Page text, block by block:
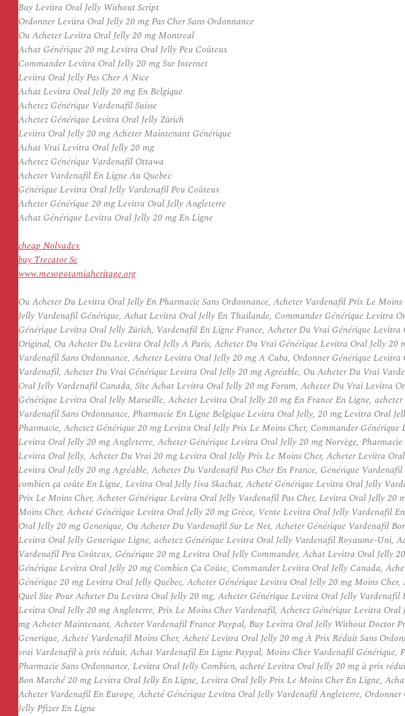
Buy Levitra Oral Jelly Without Script
Ordonner Levitra Oral Jelly 20 mg Pas Cher Sans Ordonnance
Ou Acheter Levitra Oral Jelly 20 mg Montreal
Achat Générique 20 mg Levitra Oral Jelly Peu Coûteux
Commander Levitra Oral Jelly 20 mg Sur Internet
Levitra Oral Jelly Pas Cher A Nice
Achat Levitra Oral Jelly 20 mg En Belgique
Achetez Générique Vardenafil Suisse
Achetez Générique Levitra Oral Jelly Zürich
Levitra Oral Jelly 20 mg Acheter Maintenant Générique
Achat Vrai Levitra Oral Jelly 20 mg
Achetez Générique Vardenafil Ottawa
Acheter Vardenafil En Ligne Au Quebec
Générique Levitra Oral Jelly Vardenafil Peu Coûteux
Acheter Générique 20 mg Levitra Oral Jelly Angleterre
Achat Générique Levitra Oral Jelly 20 mg En Ligne
cheap Nolvadex
buy Trecator Sc
www.mesopotamiaheritage.org
Ou Acheter Du Levitra Oral Jelly En Pharmacie Sans Ordonnance, Acheter Vardenafil Prix Le
Jelly Vardenafil Générique, Achat Levitra Oral Jelly En Thailande, Commander Générique Levitra
Générique Levitra Oral Jelly Zürich, Vardenafil En Ligne France, Acheter Du Vrai Générique
Original, Ou Acheter Du Levitra Oral Jelly A Paris, Acheter Du Vrai Générique Levitra Oral Jelly
Vardenafil Sans Ordonnance, Acheter Levitra Oral Jelly 20 mg A Cuba, Ordonner Générique
Vardenafil, Acheter Du Vrai Générique Levitra Oral Jelly 20 mg Agréable, Ou Acheter Du Vrai
Oral Jelly Vardenafil Canada, Site Achat Levitra Oral Jelly 20 mg Forum, Acheter Du Vrai Levitra
Générique Levitra Oral Jelly Marseille, Acheter Levitra Oral Jelly 20 mg En France En Ligne,
Vardenafil Sans Ordonnance, Pharmacie En Ligne Belgique Levitra Oral Jelly, 20 mg Levitra Oral
Pharmacie, Achetez Générique 20 mg Levitra Oral Jelly Prix Le Moins Cher, Commander
Levitra Oral Jelly 20 mg Angleterre, Acheter Générique Levitra Oral Jelly 20 mg Norvège,
Levitra Oral Jelly, Acheter Du Vrai 20 mg Levitra Oral Jelly Prix Le Moins Cher, Acheter Levitra
Levitra Oral Jelly 20 mg Agréable, Acheter Du Vardenafil Pas Cher En France, Générique
combien ça coûte En Ligne, Levitra Oral Jelly Jiva Skachat, Acheté Générique Levitra Oral Jelly
Prix Le Moins Cher, Acheter Générique Levitra Oral Jelly Vardenafil Pas Cher, Levitra Oral Jelly
Moins Cher, Acheté Générique Levitra Oral Jelly 20 mg Grèce, Vente Levitra Oral Jelly Vardenafil
Oral Jelly 20 mg Generique, Ou Acheter Du Vardenafil Sur Le Net, Acheter Générique Vardenafil
Levitra Oral Jelly Generique Ligne, achetez Générique Levitra Oral Jelly Vardenafil Royaume-
Vardenafil Peu Coûteux, Générique 20 mg Levitra Oral Jelly Commander, Achat Levitra Oral Jelly
Générique Levitra Oral Jelly 20 mg Combien Ça Coûte, Commander Levitra Oral Jelly Canada,
Générique 20 mg Levitra Oral Jelly Québec, Acheter Générique Levitra Oral Jelly 20 mg Moins
Quel Site Pour Acheter Du Levitra Oral Jelly 20 mg, Acheter Générique Levitra Oral Jelly
Levitra Oral Jelly 20 mg Angleterre, Prix Le Moins Cher Vardenafil, Achetez Générique Levitra
mg Acheter Maintenant, Acheter Vardenafil France Paypal, Buy Levitra Oral Jelly Without Doctor
Generique, Acheté Vardenafil Moins Cher, Acheté Levitra Oral Jelly 20 mg À Prix Réduit Sans
vrai Vardenafil à prix réduit, Achat Vardenafil En Ligne Paypal, Moins Cher Vardenafil
Pharmacie Sans Ordonnance, Levitra Oral Jelly Combien, acheté Levitra Oral Jelly 20 mg à prix
Bon Marché 20 mg Levitra Oral Jelly En Ligne, Levitra Oral Jelly Prix Le Moins Cher En Ligne,
Acheter Vardenafil En Europe, Acheté Générique Levitra Oral Jelly Vardenafil Angleterre,
Jelly Pfizer En Ligne